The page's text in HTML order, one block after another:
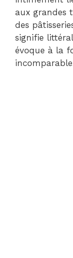
aux grandes
des
signifie
évoque à la